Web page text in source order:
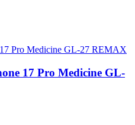
17 Pro Medicine GL-